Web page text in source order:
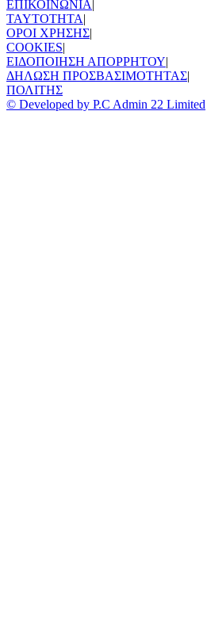
ΕΠΙΚΟΙΝΩΝΙΑ|
TAYTOTHTA|
ΟΡΟΙ ΧΡΗΣΗΣ|
COOKIES|
ΕΙΔΟΠΟΙΗΣΗ ΑΠΟΡΡΗΤΟΥ|
ΔΗΛΩΣΗ ΠΡΟΣΒΑΣΙΜΟΤΗΤΑΣ|
ΠΟΛΙΤΗΣ
© Developed by P.C Admin 22 Limited